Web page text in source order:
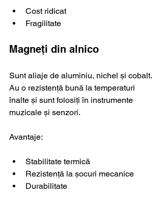
Cost ridicat
Fragilitate
Magneți din alnico
Sunt aliaje de aluminiu, nichel și cobalt.
Au o rezistență bună la temperaturi
înalte și sunt folosiți în instrumente
muzicale și senzori.
Avantaje:
Stabilitate termică
Rezistență la șocuri mecanice
Durabilitate